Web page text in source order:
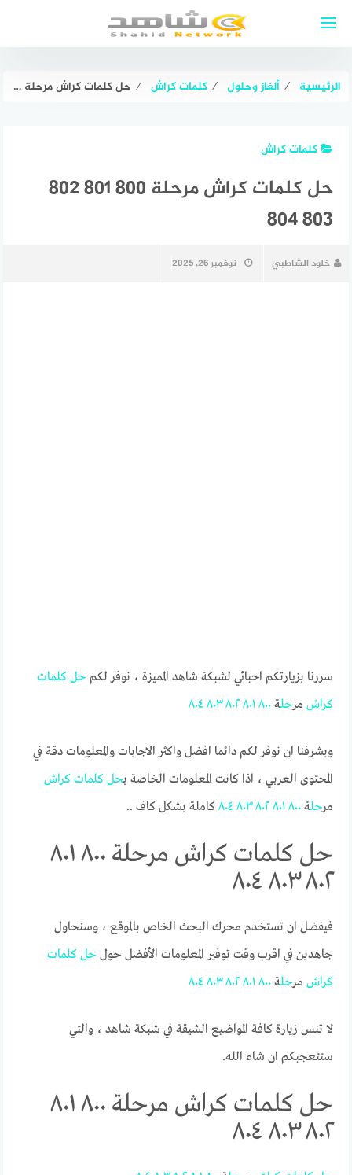
الرئيسية ⁄ ألغاز وحلول ⁄ كلمات كراش ⁄ حل كلمات كراش مرحلة ٨٠٠ ٨٠١ ٨٠٢ ٨٠٣ ٨٠٤
كلمات كراش
حل كلمات كراش مرحلة ٨٠٠ ٨٠١ ٨٠٢
٨٠٣ ٨٠٤
خلود الشاطبي نوفمبر 26, 2025
سررنا بزيارتكم احبائي لشبكة شاهد المميزة ، نوفر لكم حل كلمات
كراش مرحلة٨٠٠ ٨٠١ ٨٠٢ ٨٠٣ ٨٠٤
ويشرفنا ان نوفر لكم دائما افضل واكثر الاجابات والمعلومات دقة في
المحتوى العربي ، اذا كانت المعلومات الخاصة بحل كلمات كراش
مرحلة٨٠٠ ٨٠١ ٨٠٢ ٨٠٣ ٨٠٤ كاملة بشكل كاف ..
حل كلمات كراش مرحلة ٨٠٠ ٨٠١
٨٠٢ ٨٠٣ ٨٠٤
فيفضل ان تستخدم محرك البحث الخاص بالموقع ، وسنحاول
جاهدين في اقرب وقت توفير المعلومات الأفضل حول حل كلمات
كراش مرحلة٨٠٠ ٨٠١ ٨٠٢ ٨٠٣ ٨٠٤
لا تنس زيارة كافة المواضيع الشيقة في شبكة شاهد ، والتي
ستتعجبكم ان شاء الله.
حل كلمات كراش مرحلة ٨٠٠ ٨٠١
٨٠٢ ٨٠٣ ٨٠٤